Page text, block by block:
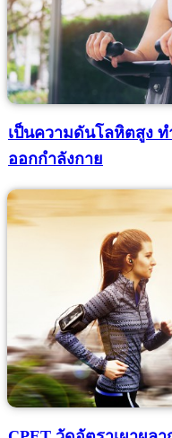
เป็นความดันโลหิตสูง
ออกกำลังกาย